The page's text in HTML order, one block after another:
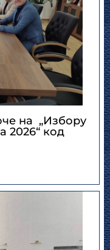
на „Избору
2026“ код